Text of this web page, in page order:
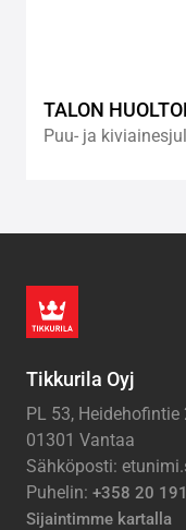
TALON
Puu- ja
Tikkurila Oyj
PL 53, Heidehofintie
01301 Vantaa
Sähköposti:
Puhelin: +358 20
Sijaintimme kartalla